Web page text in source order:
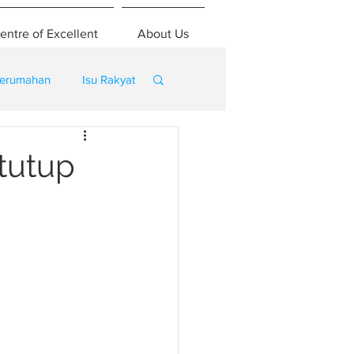
of Excellent About Us
Isu Rakyat